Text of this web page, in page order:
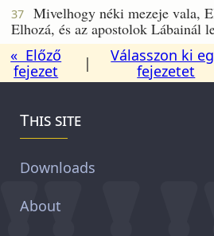
37
Mivelhogy néki mezeje vala,
Elhozá, és az apostolok Lábainál
« Előző
fejezet
|
Válasszon ki
fejezetet
This site
Downloads
About